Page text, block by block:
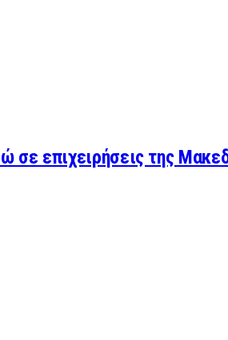
σε επιχειρήσεις της